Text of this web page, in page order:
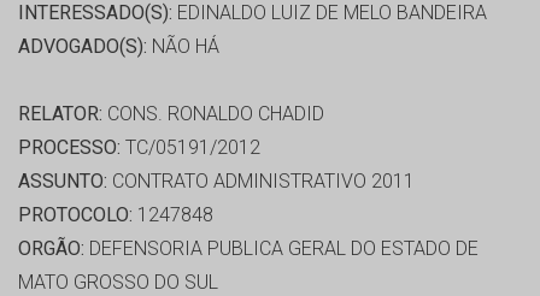
INTERESSADO(S): EDINALDO LUIZ DE MELO BANDEIRA
ADVOGADO(S): NÃO HÁ
RELATOR: CONS. RONALDO CHADID
PROCESSO: TC/05191/2012
ASSUNTO: CONTRATO ADMINISTRATIVO 2011
PROTOCOLO: 1247848
ORGÃO: DEFENSORIA PUBLICA GERAL DO ESTADO DE
MATO GROSSO DO SUL